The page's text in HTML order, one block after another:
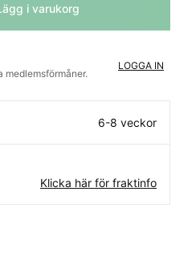
i varukorg
medlemsförmåner.
LOGGA IN
6-8 veckor
Klicka här för fraktinfo